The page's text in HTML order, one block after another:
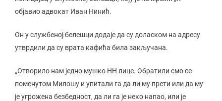
објавио адвокат Иван Нинић.
Он у службеној белешци додаје да су доласком на адресу
утврдили да су врата кафића била закључана.
„Отворило нам једно мушко НН лице. Обратили смо се
поменутом Милошу и упитали га да ли му прети или да му
је угрожена безбедност, да ли га је неко напао, или је